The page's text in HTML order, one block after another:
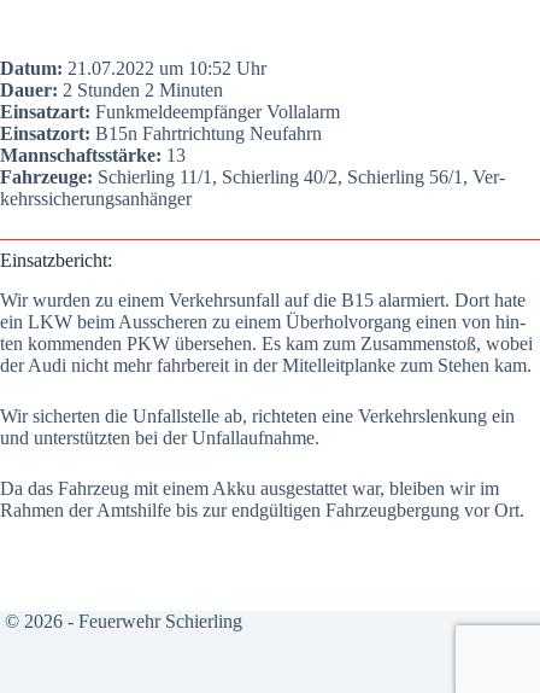
Datum: 21.07.2022 um 10:52 Uhr
Dau­er: 2 Stun­den 2 Minu­ten
Ein­satz­art: Funk­mel­de­emp­fän­ger Voll­alarm
Ein­satz­ort: B15n Fahrt­rich­tung Neu­fahrn
Mann­schafts­stär­ke: 13
Fahr­zeu­ge: Schier­ling 11/1, Schier­ling 40/2, Schier­ling 56/1, Ver­
kehrs­si­che­rungs­an­hän­ger
Ein­satz­be­richt:
Wir wur­den zu einem Ver­kehrs­un­fall auf die B15 alar­miert. Dort hate
ein LKW beim Aus­sche­ren zu einem Über­hol­vor­gang einen von hin­
ten kom­men­den PKW über­se­hen. Es kam zum Zusam­men­stoß, wobei
der Audi nicht mehr fahr­be­reit in der Mit­el­leit­plan­ke zum Ste­hen kam.
Wir sicher­ten die Unfall­stel­le ab, rich­te­ten eine Ver­kehrs­len­kung ein
und unter­stütz­ten bei der Unfall­auf­nah­me.
Da das Fahr­zeug mit einem Akku aus­ge­stat­tet war, blei­ben wir im
Rah­men der Amts­hil­fe bis zur end­gül­ti­gen Fahr­zeug­ber­gung vor Ort.
© 2026 - Feuerwehr Schierling